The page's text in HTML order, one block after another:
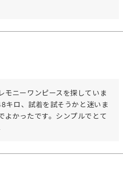
モニーワンピースを探していま
キロ、試着を試そうかと迷いま
よかったです。シンプルでとて